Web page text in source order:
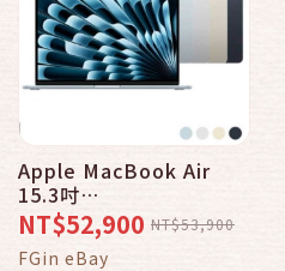
Apple MacBook Air
15.3吋
M5/10CPU/10GPU/16G/
512G _ 台灣公司貨
NT$52,900 NT$53,900
FGin eBay